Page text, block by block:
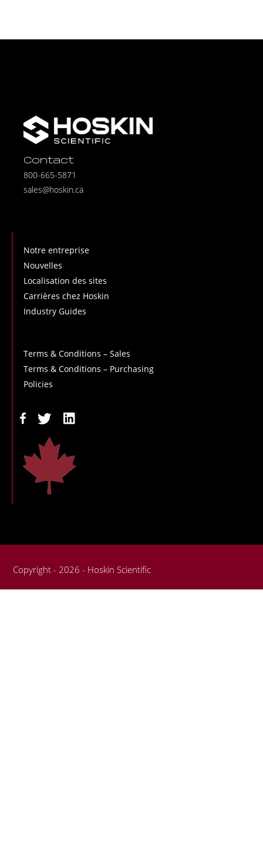
Contact
800-665-5871
sales@hoskin.ca
Notre entreprise
Nouvelles
Localisation des sites
Carrières chez Hoskin
Industry Guides
Terms & Conditions – Sales
Terms & Conditions – Purchasing
Policies
Copyright - 2026 - Hoskin Scientific